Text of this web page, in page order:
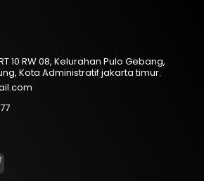
10 RW 08, Kelurahan Pulo Gebang,
Kota Administratif jakarta timur.